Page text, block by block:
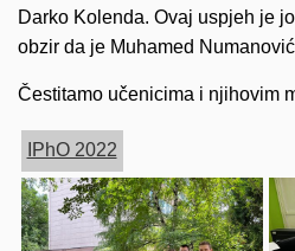
Darko Kolenda. Ovaj uspjeh je
obzir da je Muhamed
Čestitamo učenicima i njihovim
IPhO 2022